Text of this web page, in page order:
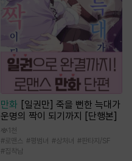
만화
[일권만] 죽을 뻔한 늑대가
운명의 짝이 되기까지 [단행본]
1천
#로맨스 #평범녀 #상처녀 #판타지/SF
#집착남